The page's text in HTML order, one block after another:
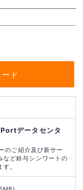
ド
データセンタ
のご紹介及び新サー
など鈴与シンワートの
。